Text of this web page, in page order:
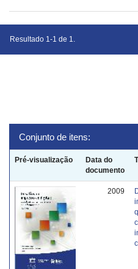
Resultado 1-1 de 1.
Conjunto de itens:
Pré-visualização
Data do
documento
2009